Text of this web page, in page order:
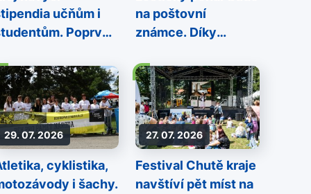
učňům i
Poprvé
na poštovní
známce. Díky
29. 07. 2026
cyklistika,
i šachy.
27. 07. 2026
Festival Chutě kraje
navštíví pět míst na